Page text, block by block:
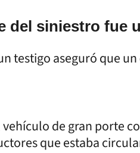
del siniestro fue
testigo aseguró que un
de gran porte
que estaba